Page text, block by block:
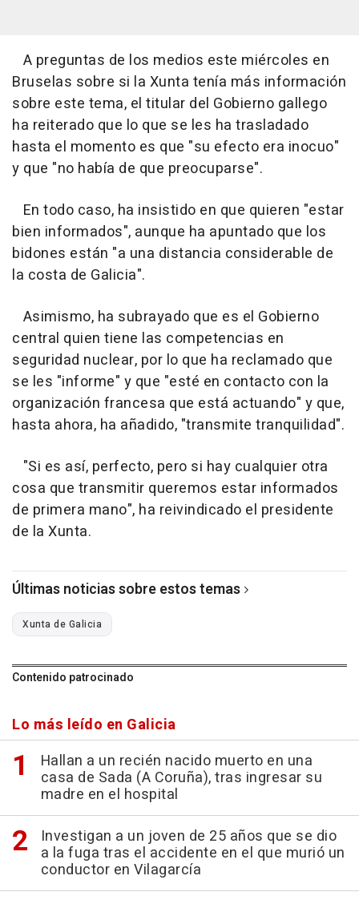
A preguntas de los medios este miércoles en
Bruselas sobre si la Xunta tenía más información
sobre este tema, el titular del Gobierno gallego
ha reiterado que lo que se les ha trasladado
hasta el momento es que "su efecto era inocuo"
y que "no había de que preocuparse".
En todo caso, ha insistido en que quieren "estar
bien informados", aunque ha apuntado que los
bidones están "a una distancia considerable de
la costa de Galicia".
Asimismo, ha subrayado que es el Gobierno
central quien tiene las competencias en
seguridad nuclear, por lo que ha reclamado que
se les "informe" y que "esté en contacto con la
organización francesa que está actuando" y que,
hasta ahora, ha añadido, "transmite tranquilidad".
"Si es así, perfecto, pero si hay cualquier otra
cosa que transmitir queremos estar informados
de primera mano", ha reivindicado el presidente
de la Xunta.
Últimas noticias sobre estos temas
Xunta de Galicia
Contenido patrocinado
Lo más leído en Galicia
Hallan a un recién nacido muerto en una
casa de Sada (A Coruña), tras ingresar su
madre en el hospital
Investigan a un joven de 25 años que se dio
a la fuga tras el accidente en el que murió un
conductor en Vilagarcía